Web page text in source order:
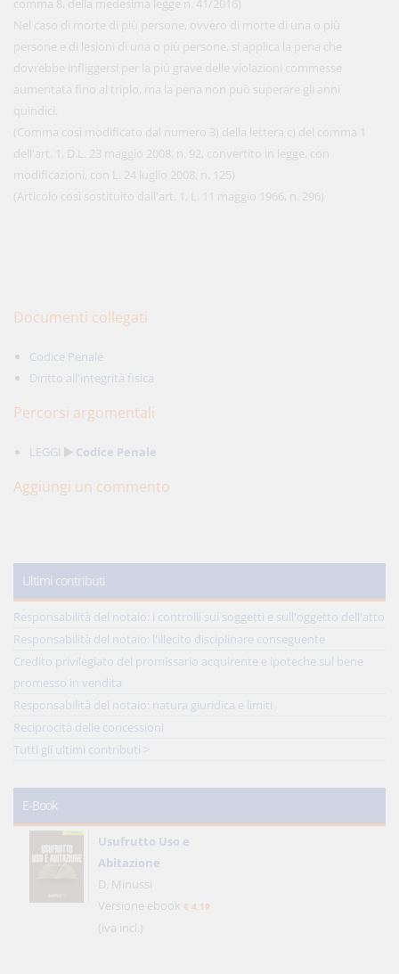
comma 8, della medesima legge n. 41/2016)
Nel caso di morte di più persone, ovvero di morte di una o più
persone e di lesioni di una o più persone, si applica la pena che
dovrebbe infliggersi per la più grave delle violazioni commesse
aumentata fino al triplo, ma la pena non può superare gli anni
quindici.
(Comma così modificato dal numero 3) della lettera c) del comma 1
dell'art. 1, D.L. 23 maggio 2008, n. 92, convertito in legge, con
modificazioni, con L. 24 luglio 2008, n. 125)
(Articolo così sostituito dall'art. 1, L. 11 maggio 1966, n. 296)
Documenti collegati
Codice Penale
Diritto all'integrità fisica
Percorsi argomentali
LEGGI Codice Penale
Aggiungi un commento
Ultimi contributi
Responsabilità del notaio: i controlli sui soggetti e sull'oggetto dell'atto
Responsabilità del notaio: l'illecito disciplinare conseguente
Credito privilegiato del promissario acquirente e ipoteche sul bene
promesso in vendita
Responsabilità del notaio: natura giuridica e limiti
Reciprocità delle concessioni
Tutti gli ultimi contributi >
E-Book
Usufrutto Uso e
Abitazione
D. Minussi
Versione ebook € 4,19
(iva incl.)